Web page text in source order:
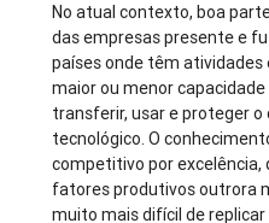
No atual contexto, boa
das empresas presente e
países onde têm atividades
maior ou menor
transferir, usar e proteger
tecnológico. O
competitivo por excelência,
fatores produtivos outrora
muito mais difícil de